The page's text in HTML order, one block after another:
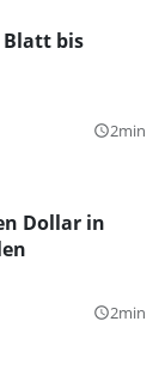
Blatt bis
query_builder2min
Dollar in
query_builder2min